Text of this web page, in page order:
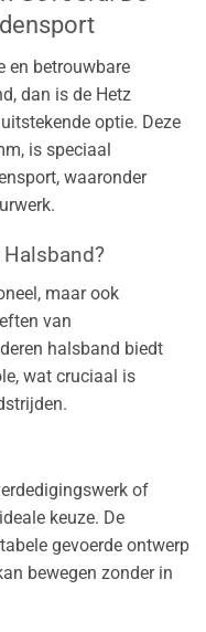
en betrouwbare
dan is de Hetz
optie. Deze
is speciaal
waaronder
maar ook
van
halsband biedt
wat cruciaal is
of
keuze. De
gevoerde ontwerp
bewegen zonder in